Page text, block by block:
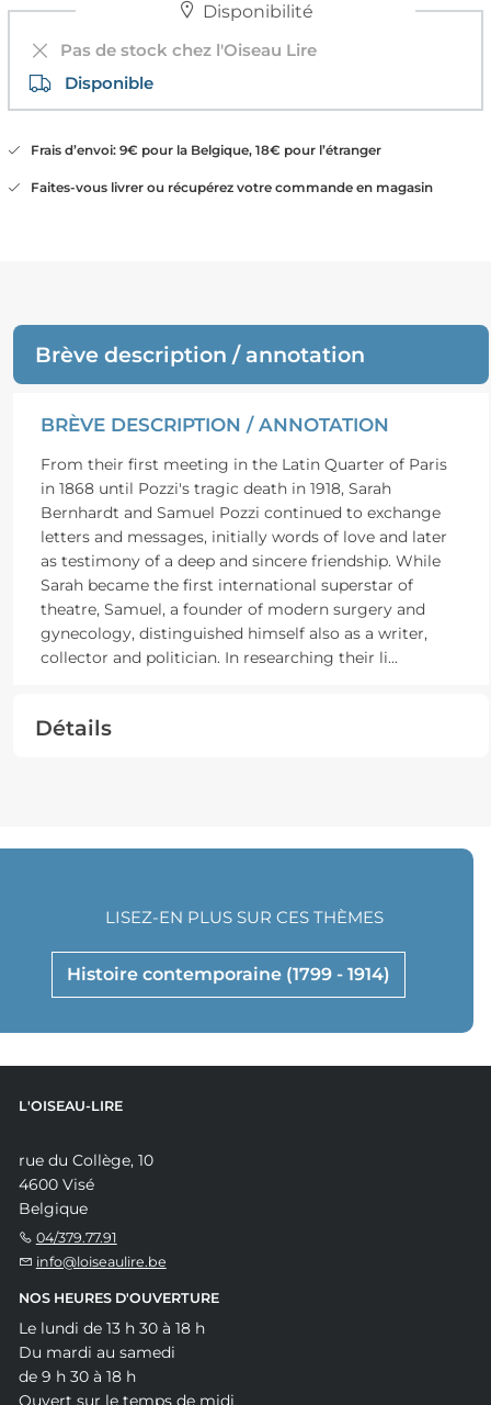
Disponibilité
Pas de stock chez l'Oiseau Lire
Disponible
Frais d’envoi: 9€ pour la Belgique, 18€ pour l’étranger
Faites-vous livrer ou récupérez votre commande en magasin
Brève description / annotation
BRÈVE DESCRIPTION / ANNOTATION
From their first meeting in the Latin Quarter of Paris
in 1868 until Pozzi's tragic death in 1918, Sarah
Bernhardt and Samuel Pozzi continued to exchange
letters and messages, initially words of love and later
as testimony of a deep and sincere friendship. While
Sarah became the first international superstar of
theatre, Samuel, a founder of modern surgery and
gynecology, distinguished himself also as a writer,
collector and politician. In researching their li...
Détails
Histoire contemporaine (1799 - 1914)
LISEZ-EN PLUS SUR CES THÈMES
L'OISEAU-LIRE
rue du Collège, 10
4600 Visé
Belgique
04/379.77.91
info@loiseaulire.be
NOS HEURES D'OUVERTURE
Le lundi de 13 h 30 à 18 h
Du mardi au samedi
de 9 h 30 à 18 h
Ouvert sur le temps de midi